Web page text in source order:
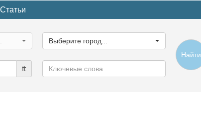
Статьи
город...
Выберите город...
₶
Ключевые
слова
Найти